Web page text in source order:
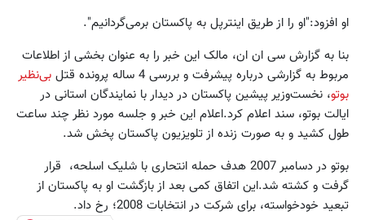
او افزود:"او را از طریق اینترپل به پاکستان برمی‌گردانیم".
بنا به گزارش سی ان ان، مالک این خبر را به عنوان بخشی از اطلاعات
مربوط به گزارشی درباره پیشرفت و بررسی 4 ساله پرونده قتل
بی‌نظیر
بوتو، نخست‌وزیر پیشین پاکستان در دیدار با نمایندگان استانی در
ایالت بوتو، سند اعلام کرد.اعلام این خبر و جلسه مورد نظر چند ساعت
طول کشید و به صورت زنده از تلویزیون پاکستان پخش شد.
بوتو در دسامبر 2007 هدف حمله انتحاری با شلیک اسلحه، قرار
گرفت و کشته شد.این اتفاق کمی بعد از بازگشت او به پاکستان از
تبعید خودخواسته، برای شرکت در انتخابات 2008؛ رخ داد.